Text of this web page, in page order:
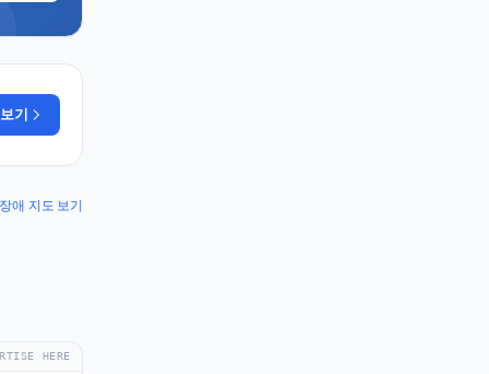
기
애 지도 보기
HERE